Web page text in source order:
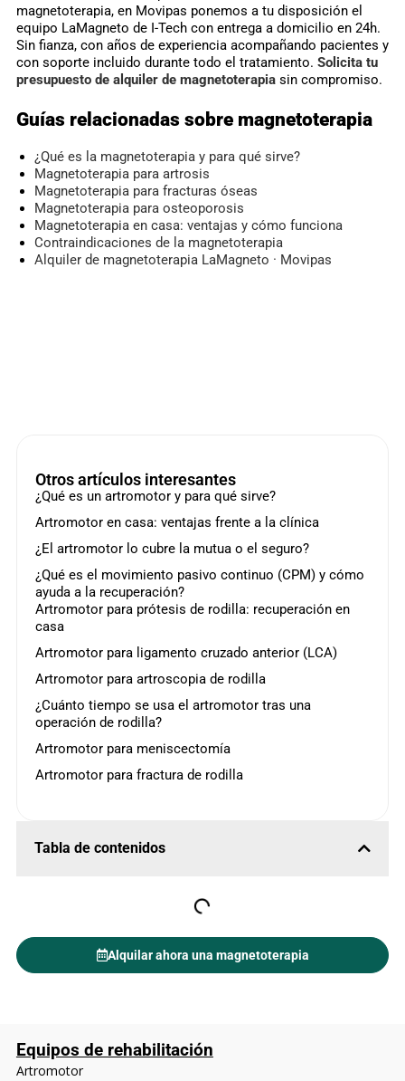
magnetoterapia, en Movipas ponemos a tu disposición el
equipo LaMagneto de I-Tech con entrega a domicilio en 24h.
Sin fianza, con años de experiencia acompañando pacientes y
con soporte incluido durante todo el tratamiento. Solicita tu
presupuesto de alquiler de magnetoterapiasin compromiso.
Guías relacionadas sobre magnetoterapia
¿Qué es la magnetoterapia y para qué sirve?
Magnetoterapia para artrosis
Magnetoterapia para fracturas óseas
Magnetoterapia para osteoporosis
Magnetoterapia en casa: ventajas y cómo funciona
Contraindicaciones de la magnetoterapia
Alquiler de magnetoterapia LaMagneto · Movipas
Tabla de contenidos
Alquilar ahora una magnetoterapia
Otros artículos interesantes
¿Qué es un artromotor y para qué sirve?
Artromotor en casa: ventajas frente a la clínica
¿El artromotor lo cubre la mutua o el seguro?
¿Qué es el movimiento pasivo continuo (CPM) y cómo
ayuda a la recuperación?
Artromotor para prótesis de rodilla: recuperación en
casa
Artromotor para ligamento cruzado anterior (LCA)
Artromotor para artroscopia de rodilla
¿Cuánto tiempo se usa el artromotor tras una
operación de rodilla?
Artromotor para meniscectomía
Artromotor para fractura de rodilla
Equipos de rehabilitación
Artromotor